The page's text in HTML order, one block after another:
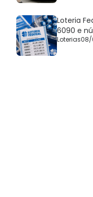
Loteria
6090 e
Loterias08/